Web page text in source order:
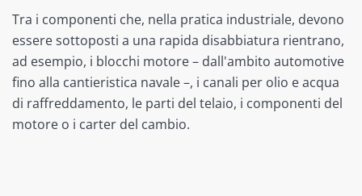
Tra i componenti che, nella pratica industriale, devono
essere sottoposti a una rapida disabbiatura rientrano,
ad esempio, i blocchi motore – dall'ambito automotive
fino alla cantieristica navale –, i canali per olio e acqua
di raffreddamento, le parti del telaio, i componenti del
motore o i carter del cambio.